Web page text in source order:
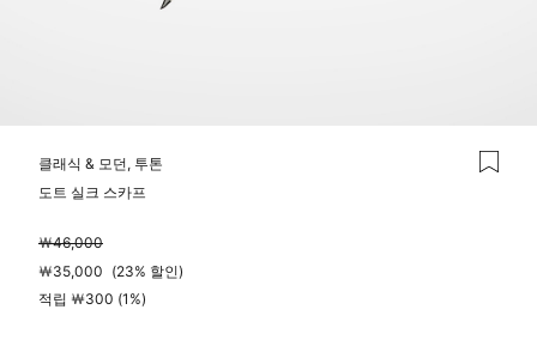
클래식 & 모던, 투톤
도트 실크 스카프
￦46,000
￦35,000 (23% 할인)
적립 ￦300 (1%)